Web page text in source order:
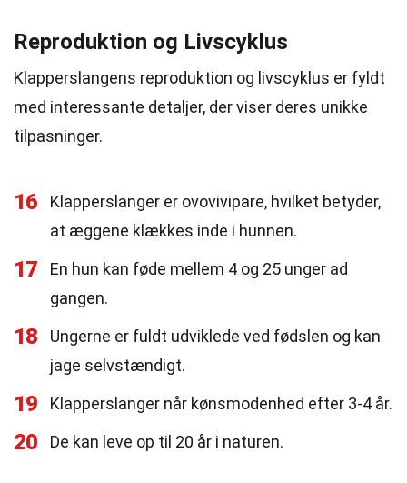
Reproduktion og Livscyklus
Klapperslangens reproduktion og livscyklus er fyldt
med interessante detaljer, der viser deres unikke
tilpasninger.
16
Klapperslanger er ovovivipare, hvilket betyder,
at æggene klækkes inde i hunnen.
17
En hun kan føde mellem 4 og 25 unger ad
gangen.
18
Ungerne er fuldt udviklede ved fødslen og kan
jage selvstændigt.
19 Klapperslanger når kønsmodenhed efter 3-4 år.
20 De kan leve op til 20 år i naturen.